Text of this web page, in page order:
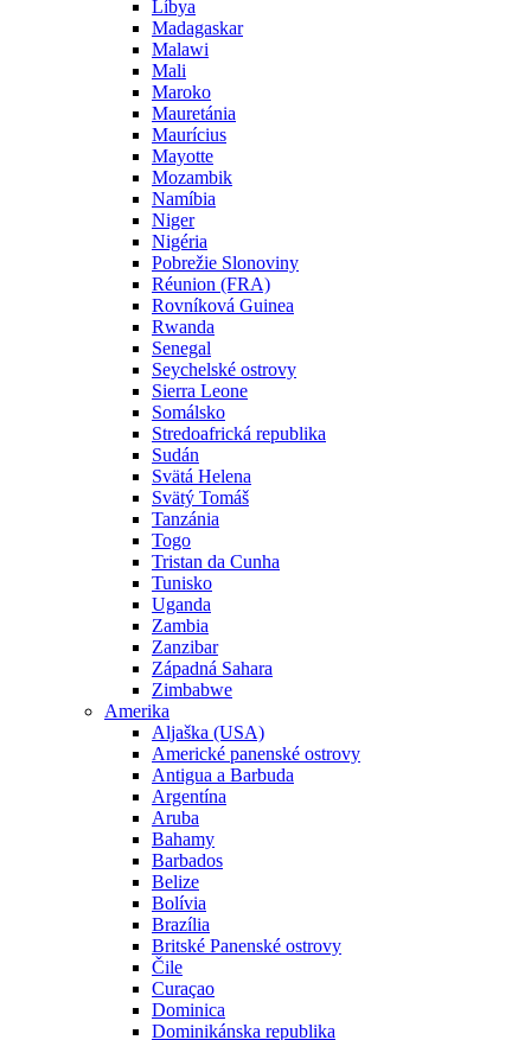
Líbya
Madagaskar
Malawi
Mali
Maroko
Mauretánia
Maurícius
Mayotte
Mozambik
Namíbia
Niger
Nigéria
Pobrežie Slonoviny
Réunion (FRA)
Rovníková Guinea
Rwanda
Senegal
Seychelské ostrovy
Sierra Leone
Somálsko
Stredoafrická republika
Sudán
Svätá Helena
Svätý Tomáš
Tanzánia
Togo
Tristan da Cunha
Tunisko
Uganda
Zambia
Zanzibar
Západná Sahara
Zimbabwe
Amerika
Aljaška (USA)
Americké panenské ostrovy
Antigua a Barbuda
Argentína
Aruba
Bahamy
Barbados
Belize
Bolívia
Brazília
Britské Panenské ostrovy
Čile
Curaçao
Dominica
Dominikánska republika